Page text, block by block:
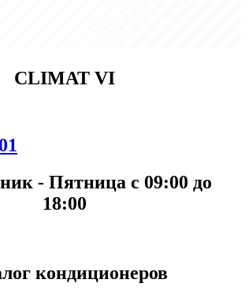
CLIMAT VI
- Пятница с 09:00 до
18:00
кондиционеров